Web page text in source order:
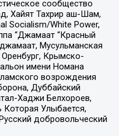
сообщество
Хайят Тахрир аш-Шам,
Socialism/White Power,
“Джамаат “Красный
Мусульманская
Оренбург, Крымско-
имени Номана
возрождения
Дуббайский
Хаджи Белхороев,
Улыбается,
добровольческий